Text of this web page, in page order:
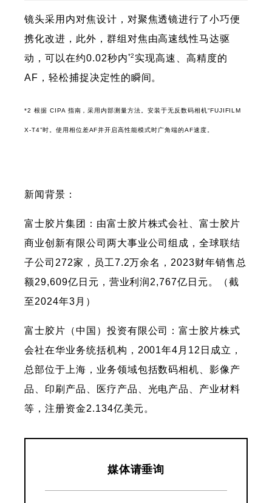
镜头采用内对焦设计，对聚焦透镜进行了小巧便
携化改进，此外，群组对焦由高速线性马达驱
动，可以在约0.02秒内*2 实现高速、高精度的
AF，轻松捕捉决定性的瞬间。
*2 根据 CIPA 指南，采用内部测量方法。安装于无反数码相机“FUJIFILM
X-T4”时。使用相位差AF并开启高性能模式时广角端的AF速度。
新闻背景：
富士胶片集团：由富士胶片株式会社、富士胶片
商业创新有限公司两大事业公司组成，全球联结
子公司272家，员工7.2万余名，2023财年销售总
额29,609亿日元，营业利润2,767亿日元。（截
至2024年3月）
富士胶片（中国）投资有限公司：富士胶片株式
会社在华业务统括机构，2001年4月12日成立，
总部位于上海，业务领域包括数码相机、影像产
品、印刷产品、医疗产品、光电产品、产业材料
等，注册资金2.134亿美元。
媒体请垂询